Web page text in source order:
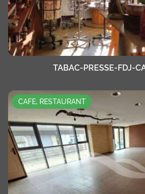
TABAC-PRESSE-FDJ-
CAFE, RESTAURANT